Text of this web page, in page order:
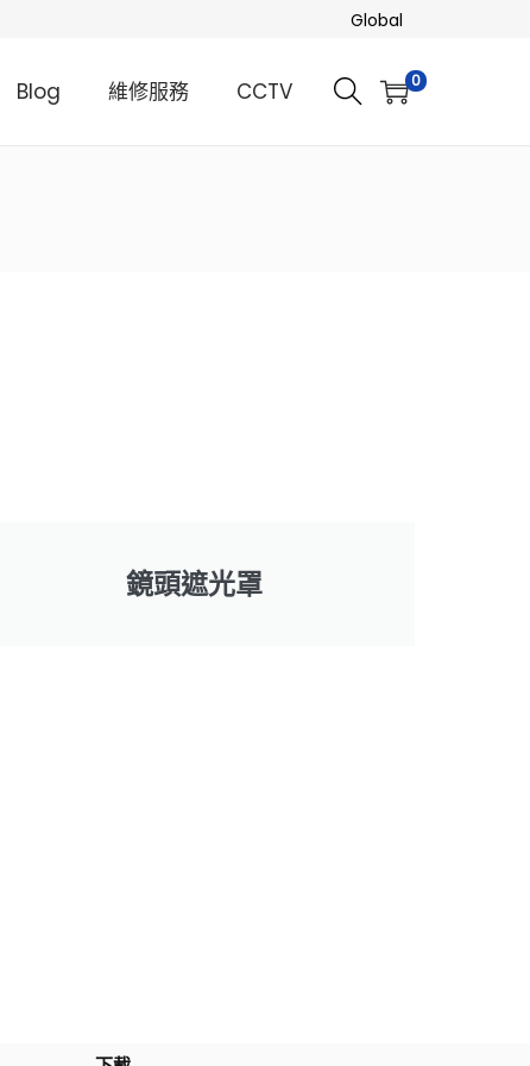
Global
Blog 維修服務 CCTV 0
鏡頭遮光罩